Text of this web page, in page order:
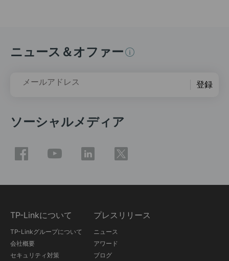
ニュース＆オファー
メールアドレス 登録
ソーシャルメディア
TP-Linkについて
TP-Linkグループについて
会社概要
セキュリティ対策
プレスリリース
ニュース
アワード
ブログ